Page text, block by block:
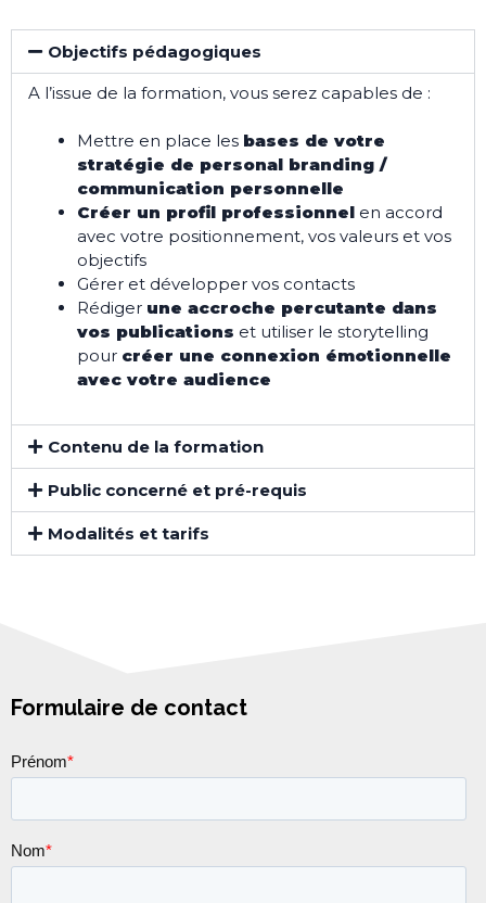
Objectifs pédagogiques
A l’issue de la formation, vous serez capables de :
Mettre en place les bases de votre
stratégie de personal branding /
communication personnelle
Créer un profil professionnel en accord
avec votre positionnement, vos valeurs et vos
objectifs
Gérer et développer vos contacts
Rédiger une accroche percutante dans
vos publications et utiliser le storytelling
pour créer une connexion émotionnelle
avec votre audience
Contenu de la formation
Public concerné et pré-requis
Modalités et tarifs
Formulaire de contact